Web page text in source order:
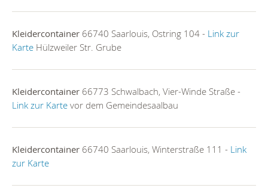
Kleidercontainer 66740 Saarlouis, Ostring 104 - Link zur
Karte Hülzweiler Str. Grube
Kleidercontainer 66773 Schwalbach, Vier-Winde Straße -
Link zur Karte vor dem Gemeindesaalbau
Kleidercontainer 66740 Saarlouis, Winterstraße 111 - Link
zur Karte